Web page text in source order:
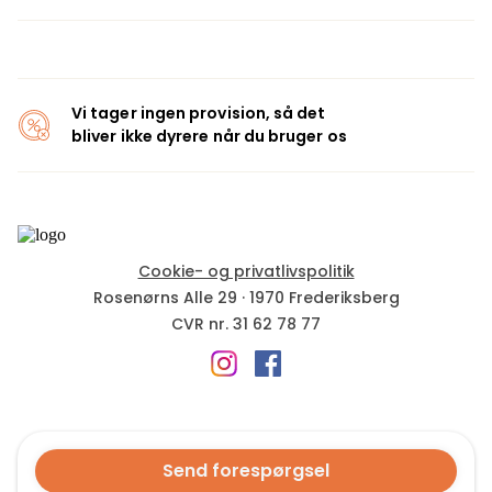
Send forespørgsel
Vi tager ingen provision, så det
bliver ikke dyrere når du bruger os
Cookie- og privatlivspolitik
Rosenørns Alle 29 · 1970 Frederiksberg
CVR nr. 31 62 78 77